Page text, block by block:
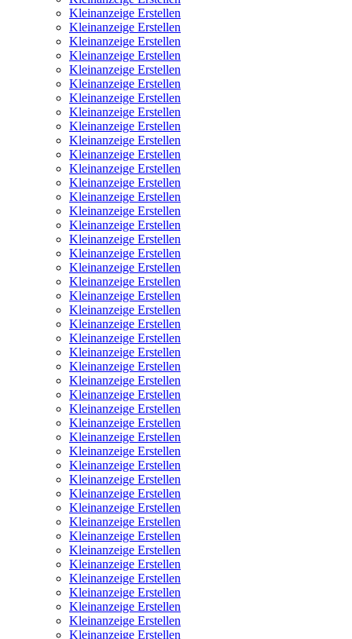
Kleinanzeige Erstellen
Kleinanzeige Erstellen
Kleinanzeige Erstellen
Kleinanzeige Erstellen
Kleinanzeige Erstellen
Kleinanzeige Erstellen
Kleinanzeige Erstellen
Kleinanzeige Erstellen
Kleinanzeige Erstellen
Kleinanzeige Erstellen
Kleinanzeige Erstellen
Kleinanzeige Erstellen
Kleinanzeige Erstellen
Kleinanzeige Erstellen
Kleinanzeige Erstellen
Kleinanzeige Erstellen
Kleinanzeige Erstellen
Kleinanzeige Erstellen
Kleinanzeige Erstellen
Kleinanzeige Erstellen
Kleinanzeige Erstellen
Kleinanzeige Erstellen
Kleinanzeige Erstellen
Kleinanzeige Erstellen
Kleinanzeige Erstellen
Kleinanzeige Erstellen
Kleinanzeige Erstellen
Kleinanzeige Erstellen
Kleinanzeige Erstellen
Kleinanzeige Erstellen
Kleinanzeige Erstellen
Kleinanzeige Erstellen
Kleinanzeige Erstellen
Kleinanzeige Erstellen
Kleinanzeige Erstellen
Kleinanzeige Erstellen
Kleinanzeige Erstellen
Kleinanzeige Erstellen
Kleinanzeige Erstellen
Kleinanzeige Erstellen
Kleinanzeige Erstellen
Kleinanzeige Erstellen
Kleinanzeige Erstellen
Kleinanzeige Erstellen
Kleinanzeige Erstellen